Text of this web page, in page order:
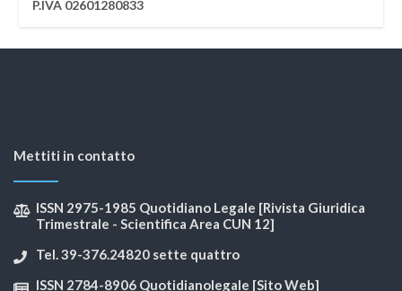
P.IVA 02601280833
Mettiti in contatto
ISSN 2975-1985 Quotidiano Legale [Rivista Giuridica
Trimestrale - Scientifica Area CUN 12]
Tel. 39-376.24820 sette quattro
ISSN 2784-8906 Quotidianolegale [Sito Web]